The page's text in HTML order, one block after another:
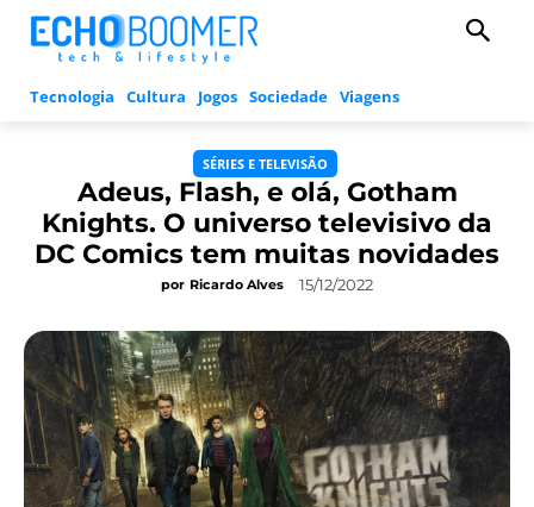
Tecnologia Cultura Jogos Sociedade Viagens
SÉRIES E TELEVISÃO
Adeus, Flash, e olá, Gotham
Knights. O universo televisivo da
DC Comics tem muitas novidades
por Ricardo Alves 15/12/2022